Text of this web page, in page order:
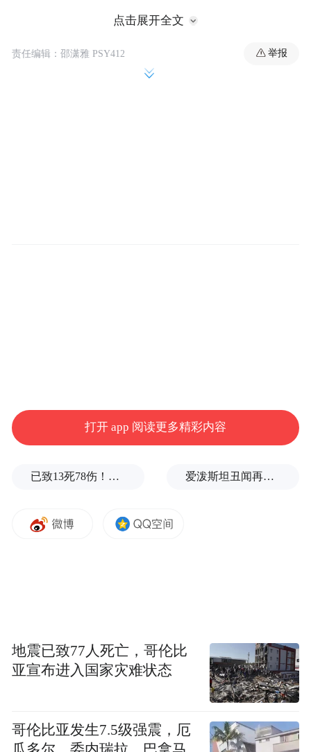
封面图片来源于摄图网，正文部分图片来源于平
台截图
但也有“眼尖”的网友指出，取景地肯定不是
否开放给剧组拍摄，剧中建筑结构及山壁颜
尽管只是有关剧情讨论的一朵水花，但也折
年轻一代对中国传统文化的热爱已经
验专业鉴赏能力的古建筑领域。虽不见得造
点击展开全文
责任编辑：邵潇雅 PSY412 举报
打开 app 阅读更多精彩内容
已致13死78伤！这是乌方对俄本土发动的最致命袭击之一 爱泼斯坦丑闻再曝新线索！美国顶级艺术学校爆70起性侵黑幕，近50名成年人被指控
地震已致77人死亡，哥伦比
亚宣布进入国家灾难状态
哥伦比亚发生7.5级强震，厄